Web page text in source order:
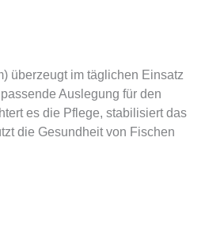
überzeugt im täglichen Einsatz
Auslegung für den
es die Pflege, stabilisiert das
die Gesundheit von Fischen